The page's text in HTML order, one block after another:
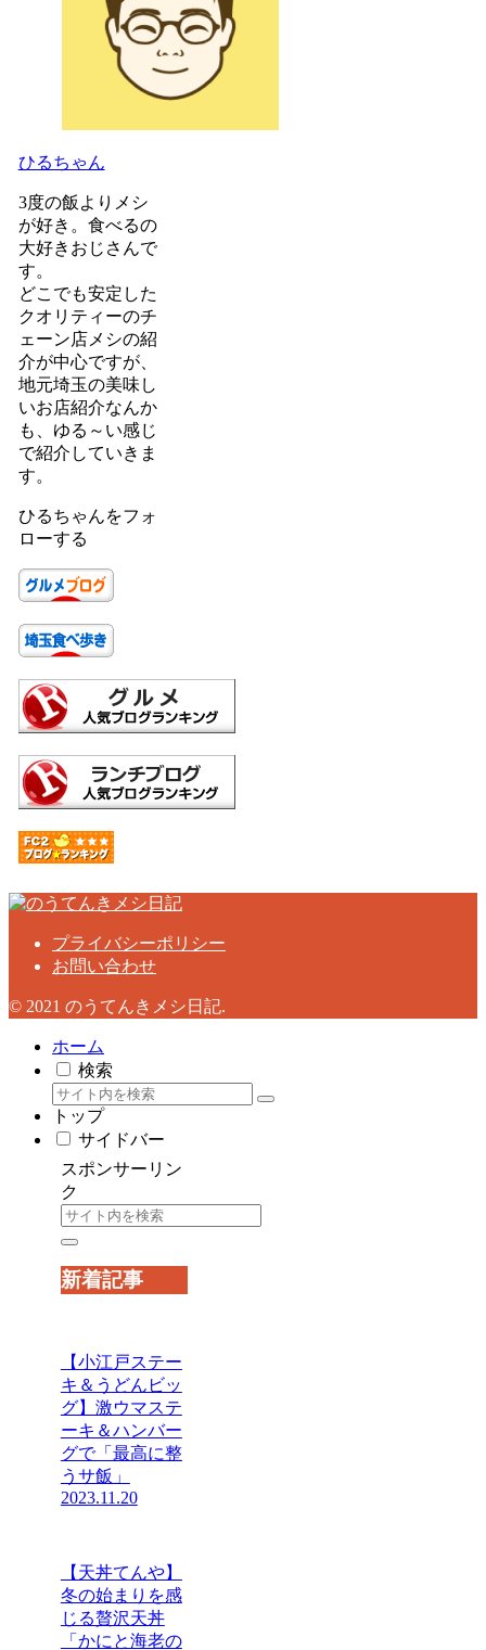
ひるちゃん
3度の飯よりメシ
が好き。食べるの
大好きおじさんで
す。
どこでも安定した
クオリティーのチ
ェーン店メシの紹
介が中心ですが、
地元埼玉の美味し
いお店紹介なんか
も、ゆる～い感じ
で紹介していきま
す。
ひるちゃんをフォ
ローする
プライバシーポリシー
お問い合わせ
© 2021 のうてんきメシ日記.
ホーム
検索
トップ
サイドバー
スポンサーリン
ク
新着記事
【小江戸ステー
キ＆うどんビッ
グ】激ウマステ
ーキ＆ハンバー
グで「最高に整
うサ飯」
2023.11.20
【天丼てんや】
冬の始まりを感
じる贅沢天丼
「かにと海老の